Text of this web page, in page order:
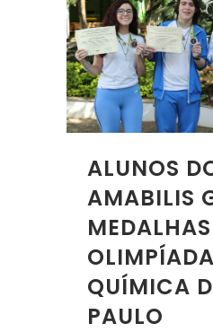
ALUNOS
AMABILIS
QUÍMICA
PAULO